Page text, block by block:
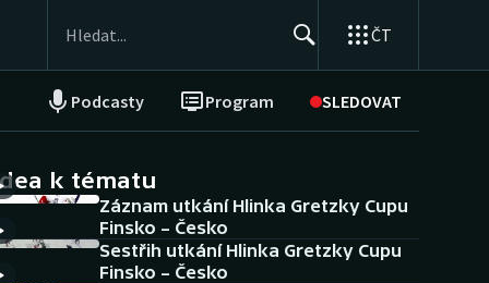
ČT
Podcasty Program SLEDOVAT
NEPŘEHLÉDNĚTE
Historické návraty
Aplikace ČT sport
k tématu
Záznam utkání Hlinka Gretzky Cupu
Finsko – Česko
Sestřih utkání Hlinka Gretzky Cupu
Finsko – Česko